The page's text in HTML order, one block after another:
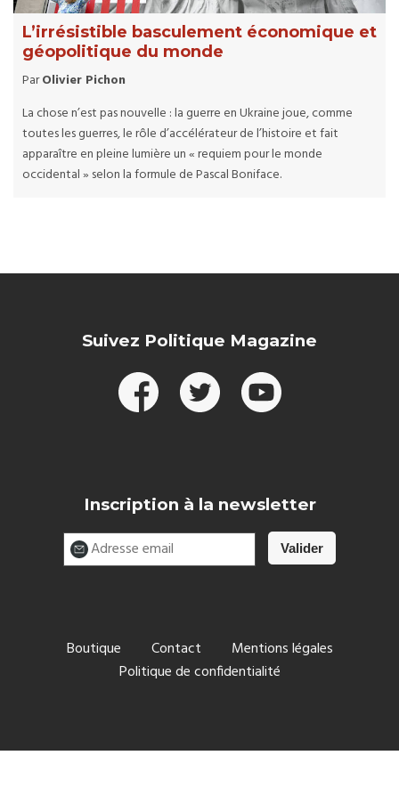
L’irrésistible basculement économique et
géopolitique du monde
ParOlivier Pichon
La chose n’est pas nouvelle : la guerre en Ukraine joue, comme
toutes les guerres, le rôle d’accélérateur de l’histoire et fait
apparaître en pleine lumière un « requiem pour le monde
occidental » selon la formule de Pascal Boniface.
Suivez Politique Magazine
Inscription à la newsletter
Boutique Contact
Mentions légales
Politique de confidentialité